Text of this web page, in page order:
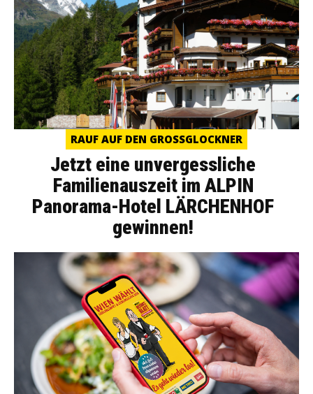
RAUF AUF DEN GROSSGLOCKNER
Jetzt eine unvergessliche
Familienauszeit im ALPIN
Panorama-Hotel LÄRCHENHOF
gewinnen!